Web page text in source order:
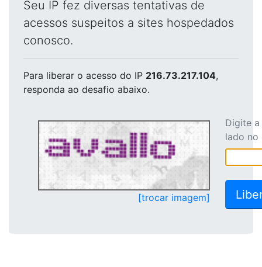
Seu IP fez diversas tentativas de
acessos suspeitos a sites hospedados
conosco.
Para liberar o acesso do IP 216.73.217.104,
responda ao desafio abaixo.
[trocar imagem]
Digite
lado no